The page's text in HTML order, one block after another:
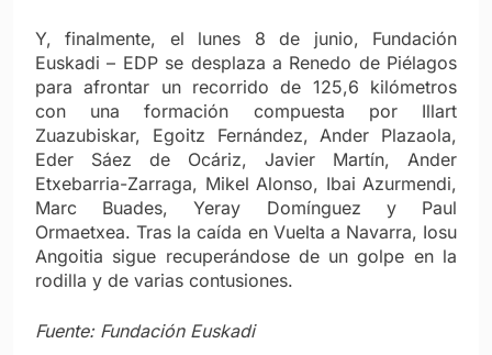
Y, finalmente, el lunes 8 de junio, Fundación
Euskadi – EDP se desplaza a Renedo de Piélagos
para afrontar un recorrido de 125,6 kilómetros
con una formación compuesta por Illart
Zuazubiskar, Egoitz Fernández, Ander Plazaola,
Eder Sáez de Ocáriz, Javier Martín, Ander
Etxebarria-Zarraga, Mikel Alonso, Ibai Azurmendi,
Marc Buades, Yeray Domínguez y Paul
Ormaetxea. Tras la caída en Vuelta a Navarra, Iosu
Angoitia sigue recuperándose de un golpe en la
rodilla y de varias contusiones.
Fuente: Fundación Euskadi